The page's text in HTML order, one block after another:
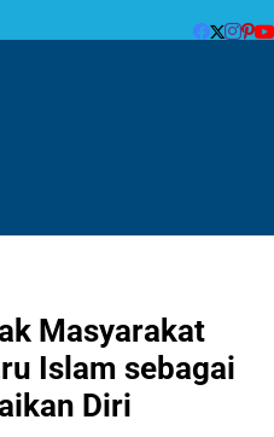
Masyarakat
Islam sebagai
Diri